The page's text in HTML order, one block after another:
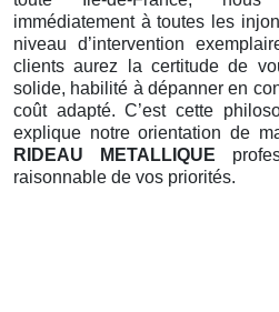
immédiatement à toutes les
niveau d’intervention
clients aurez la certitude de
solide, habilité à dépanner en
coût adapté. C’est cette
explique notre orientation de
RIDEAU METALLIQUE
raisonnable de vos priorités.